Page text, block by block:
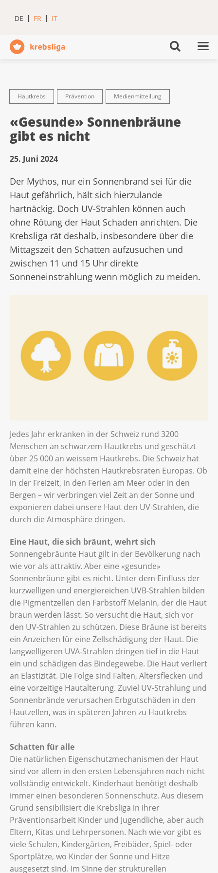
DE FR IT
Hautkrebs Prävention Medienmitteilung
«Gesunde» Sonnenbräune
gibt es nicht
25. Juni 2024
Der Mythos, nur ein Sonnenbrand sei für die
Haut gefährlich, hält sich hierzulande
hartnäckig. Doch UV-Strahlen können auch
ohne Rötung der Haut Schaden anrichten. Die
Krebsliga rät deshalb, insbesondere über die
Mittagszeit den Schatten aufzusuchen und
zwischen 11 und 15 Uhr direkte
Sonneneinstrahlung wenn möglich zu meiden.
Jedes Jahr erkranken in der Schweiz rund 3200
Menschen an schwarzem Hautkrebs und geschätzt
über 25 000 an weissem Hautkrebs. Die Schweiz hat
damit eine der höchsten Hautkrebsraten Europas. Ob
in der Freizeit, in den Ferien am Meer oder in den
Bergen – wir verbringen viel Zeit an der Sonne und
exponieren dabei unsere Haut den UV-Strahlen, die
durch die Atmosphäre dringen.
Eine Haut, die sich bräunt, wehrt sich
Sonnengebräunte Haut gilt in der Bevölkerung nach
wie vor als attraktiv. Aber eine «gesunde»
Sonnenbräune gibt es nicht. Unter dem Einfluss der
kurzwelligen und energiereichen UVB-Strahlen bilden
die Pigmentzellen den Farbstoff Melanin, der die Haut
braun werden lässt. So versucht die Haut, sich vor
den UV-Strahlen zu schützen. Diese Bräune ist bereits
ein Anzeichen für eine Zellschädigung der Haut. Die
langwelligeren UVA-Strahlen dringen tief in die Haut
ein und schädigen das Bindegewebe. Die Haut verliert
an Elastizität. Die Folge sind Falten, Altersflecken und
eine vorzeitige Hautalterung. Zuviel UV-Strahlung und
Sonnenbrände verursachen Erbgutschäden in den
Hautzellen, was in späteren Jahren zu Hautkrebs
führen kann.
Schatten für alle
Die natürlichen Eigenschutzmechanismen der Haut
sind vor allem in den ersten Lebensjahren noch nicht
vollständig entwickelt. Kinderhaut benötigt deshalb
immer einen besonderen Sonnenschutz. Aus diesem
Grund sensibilisiert die Krebsliga in ihrer
Präventionsarbeit Kinder und Jugendliche, aber auch
Eltern, Kitas und Lehrpersonen. Nach wie vor gibt es
viele Schulen, Kindergärten, Freibäder, Spiel- oder
Sportplätze, wo Kinder der Sonne und Hitze
ausgesetzt sind. Im Sinne der strukturellen